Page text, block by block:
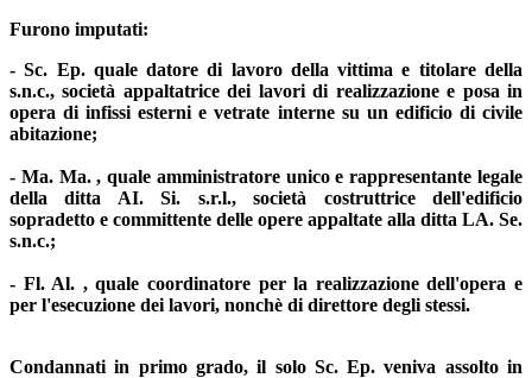
Furono imputati:
- Sc. Ep. quale datore di lavoro della vittima e titolare della
s.n.c., società appaltatrice dei lavori di realizzazione e posa in
opera di infissi esterni e vetrate interne su un edificio di civile
abitazione;
- Ma. Ma. , quale amministratore unico e rappresentante legale
della ditta AI. Si. s.r.l., società costruttrice dell'edificio
sopradetto e committente delle opere appaltate alla ditta LA. Se.
s.n.c.;
- Fl. Al. , quale coordinatore per la realizzazione dell'opera e
per l'esecuzione dei lavori, nonchè di direttore degli stessi.
Condannati in primo grado, il solo Sc. Ep. veniva assolto in